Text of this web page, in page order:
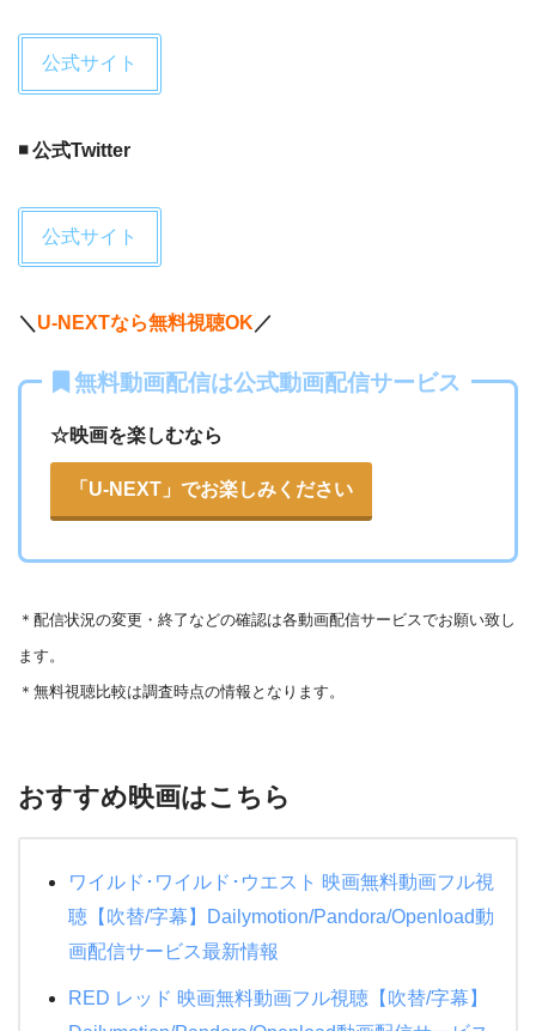
公式サイト
◾️ 公式Twitter
公式サイト
＼ U-NEXTなら無料視聴OK／
無料動画配信は公式動画配信サービス
☆映画を楽しむなら
「U-NEXT」でお楽しみください
＊ 配信状況の変更・終了などの確認は各動画配信サービスでお願い致し
ます。
＊無料視聴比較は調査時点の情報となります。
おすすめ映画はこちら
ワイルド･ワイルド･ウエスト 映画無料動画フル視
聴【吹替/字幕】Dailymotion/Pandora/Openload動
画配信サービス最新情報
RED レッド 映画無料動画フル視聴【吹替/字幕】